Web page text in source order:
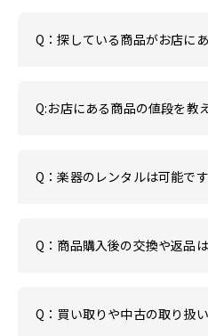
Q：探している商品がお店に
Q:お店にある商品の値段を教
Q：楽器のレンタルは可能で
Q：商品購入後の交換や返品
Q：買い取りや中古の取り扱